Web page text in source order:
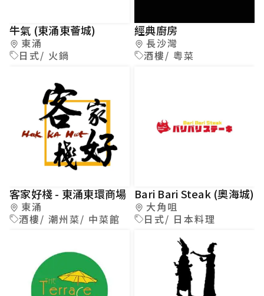
牛氣 (東涌東薈城)
東涌
日式/ 火鍋
經典廚房
長沙灣
酒樓/ 粵菜
客家好棧 - 東涌東環商場
東涌
酒樓/ 潮州菜/ 中菜館
Bari Bari Steak (奧海城)
大角咀
日式/ 日本料理